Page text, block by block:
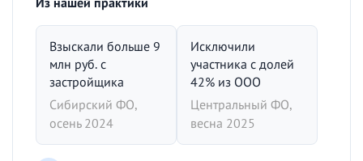
Взыскали больше 9
млн руб. с
застройщика
Сибирский ФО,
осень 2024
Исключили
участника с долей
42% из ООО
Центральный ФО,
весна 2025